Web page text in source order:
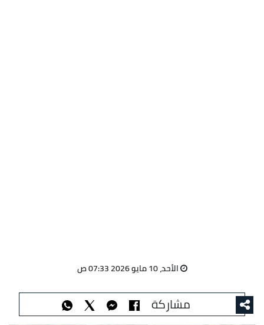
الأحد، 10 مايو 2026 07:33 ص
مشاركة